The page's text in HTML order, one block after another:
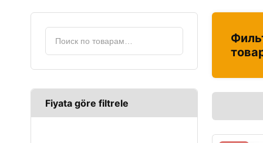
Fiyata göre filtrele